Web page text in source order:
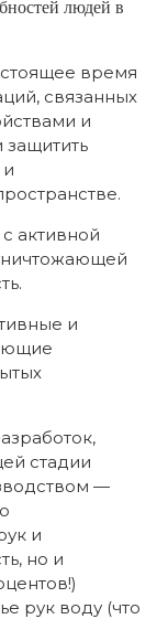
людей в
время
связанных
и
активной
и
стадии
—
и
но и
рук воду (что